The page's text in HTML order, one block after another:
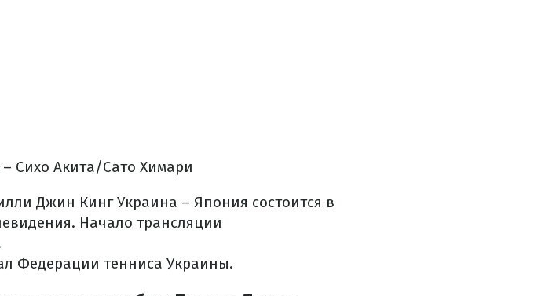
Сихо Акита/Сато Химари
Джин Кинг Украина – Япония состоится в
Начало трансляции
Федерации тенниса Украины.